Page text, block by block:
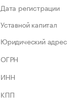
Дата регистрации
Уставной капитал
Юридический адрес
ОГРН
ИНН
КПП